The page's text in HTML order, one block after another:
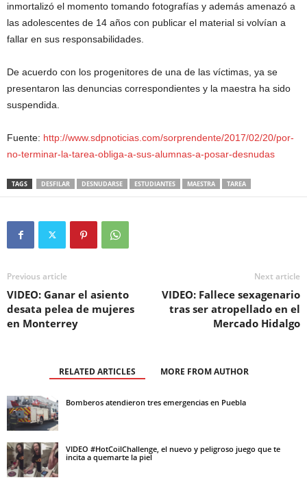
inmortalizó el momento tomando fotografías y además amenazó a
las adolescentes de 14 años con publicar el material si volvían a
fallar en sus responsabilidades.
De acuerdo con los progenitores de una de las víctimas, ya se
presentaron las denuncias correspondientes y la maestra ha sido
suspendida.
Fuente: http://www.sdpnoticias.com/sorprendente/2017/02/20/por-
no-terminar-la-tarea-obliga-a-sus-alumnas-a-posar-desnudas
TAGS DESFILAR DESNUDARSE ESTUDIANTES MAESTRA TAREA
Previous article
VIDEO: Ganar el asiento
desata pelea de mujeres
en Monterrey
Next article
VIDEO: Fallece sexagenario
tras ser atropellado en el
Mercado Hidalgo
RELATED ARTICLES MORE FROM AUTHOR
Bomberos atendieron tres emergencias en Puebla
VIDEO #HotCoilChallenge, el nuevo y peligroso juego que te
incita a quemarte la piel